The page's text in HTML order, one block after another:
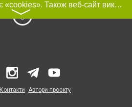
Цей сайт використовує «cookies». Також веб-сайт використовує інтернет-сервіс для збору технічних даних стосовно відвідувачів з метою отримання маркетингової та статистичної інформації. Умови обробки даних відвідувачів сайту див.
〉
Контакти Автори проєкту